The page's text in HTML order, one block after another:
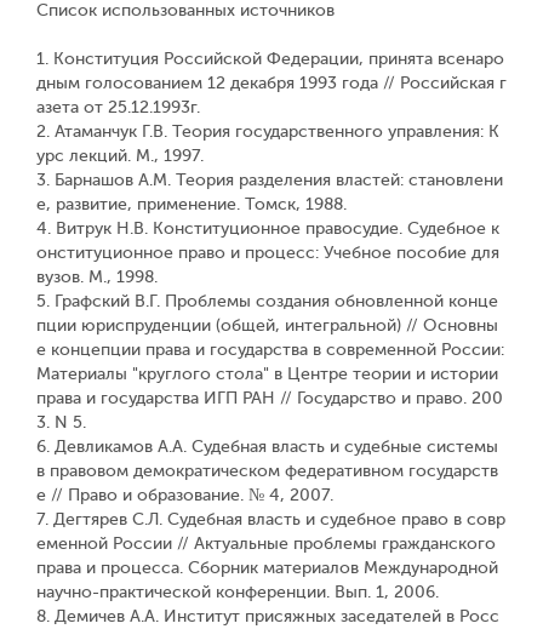
Список использованных источников
1. Конституция Российской Федерации, принята всенаро
дным голосованием 12 декабря 1993 года // Российская г
азета от 25.12.1993г.
2. Атаманчук Г.В. Теория государственного управления: К
урс лекций. М., 1997.
3. Барнашов А.М. Теория разделения властей: становлени
е, развитие, применение. Томск, 1988.
4. Витрук Н.В. Конституционное правосудие. Судебное к
онституционное право и процесс: Учебное пособие для
вузов. М., 1998.
5. Графский В.Г. Проблемы создания обновленной конце
пции юриспруденции (общей, интегральной) // Основны
е концепции права и государства в современной России:
Материалы "круглого стола" в Центре теории и истории
права и государства ИГП РАН // Государство и право. 200
3. N 5.
6. Девликамов А.А. Судебная власть и судебные системы
в правовом демократическом федеративном государств
е // Право и образование. № 4, 2007.
7. Дегтярев С.Л. Судебная власть и судебное право в совр
еменной России // Актуальные проблемы гражданского
права и процесса. Сборник материалов Международной
научно-практической конференции. Вып. 1, 2006.
8. Демичев А.А. Институт присяжных заседателей в Росс